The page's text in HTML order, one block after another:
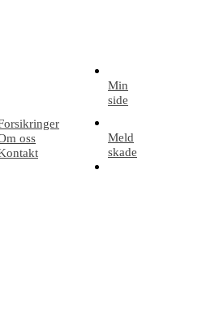
oss
Min
side
Meld
skade